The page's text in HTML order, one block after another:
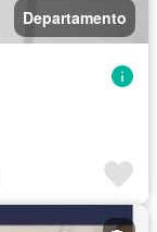
Departamento